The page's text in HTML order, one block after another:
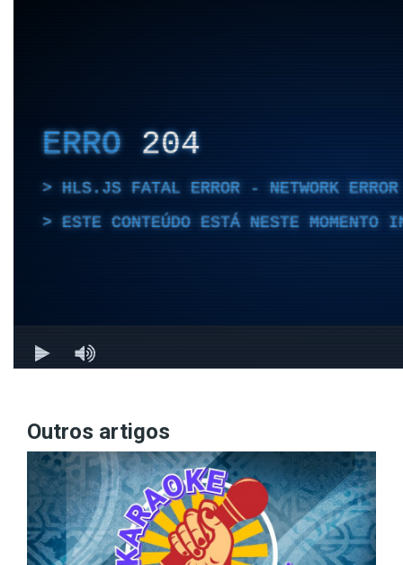
Outros artigos